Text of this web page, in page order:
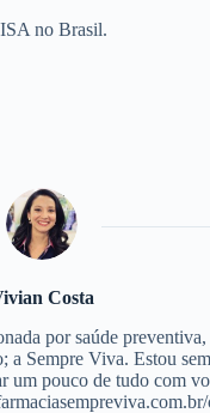
no Brasil.
Costa
por saúde
Sempre Viva. Estou
um pouco de tudo com